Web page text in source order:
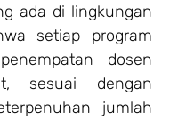
ada di lingkungan
setiap program
dosen
sesuai dengan
jumlah